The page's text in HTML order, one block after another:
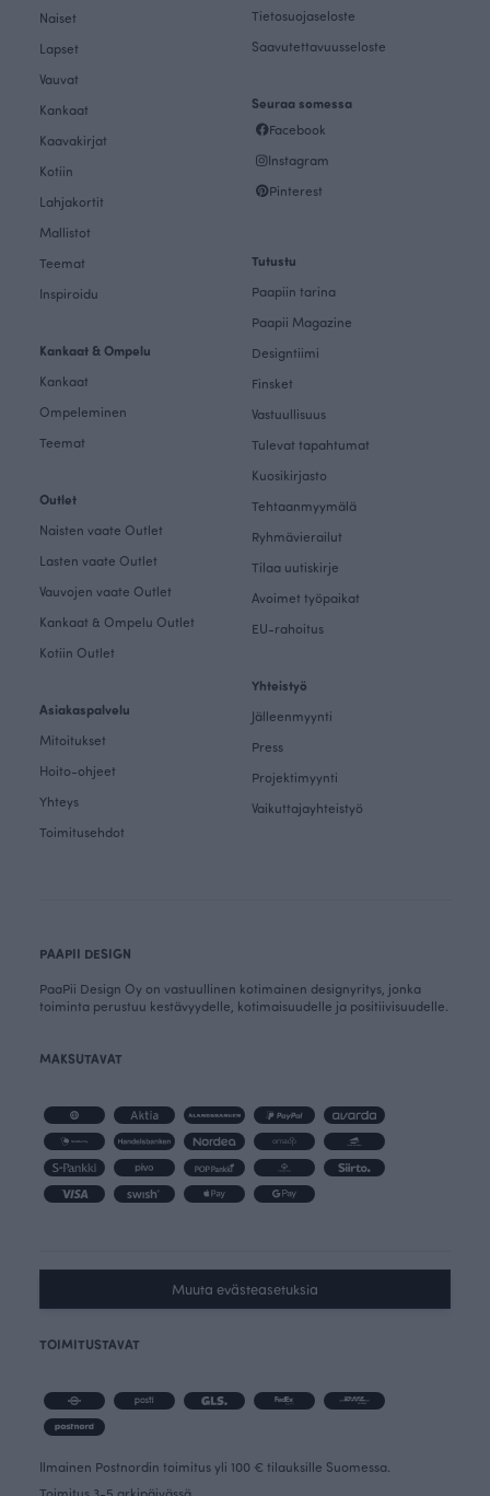
Naiset
Lapset
Vauvat
Kankaat
Kaavakirjat
Kotiin
Lahjakortit
Mallistot
Teemat
Inspiroidu
Kankaat & Ompelu
Kankaat
Ompeleminen
Teemat
Outlet
Naisten vaate Outlet
Lasten vaate Outlet
Vauvojen vaate Outlet
Kankaat & Ompelu Outlet
Kotiin Outlet
Asiakaspalvelu
Mitoitukset
Hoito-ohjeet
Yhteys
Toimitusehdot
Tietosuojaseloste
Saavutettavuusseloste
Seuraa somessa
Facebook
Instagram
Pinterest
Tutustu
Paapiin tarina
Paapii Magazine
Designtiimi
Finsket
Vastuullisuus
Tulevat tapahtumat
Kuosikirjasto
Tehtaanmyymälä
Ryhmävierailut
Tilaa uutiskirje
Avoimet työpaikat
EU-rahoitus
Yhteistyö
Jälleenmyynti
Press
Projektimyynti
Vaikuttajayhteistyö
PAAPII DESIGN
PaaPii Design Oy on vastuullinen kotimainen designyritys, jonka
toiminta perustuu kestävyydelle, kotimaisuudelle ja positiivisuudelle.
MAKSUTAVAT
Muuta evästeasetuksia
TOIMITUSTAVAT
Ilmainen Postnordin toimitus yli 100 € tilauksille Suomessa.